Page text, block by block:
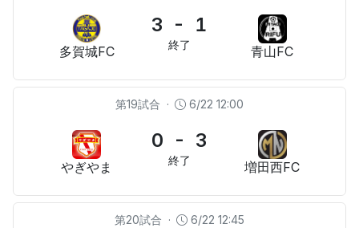
多賀城FC
3 - 1
終了 青山FC
第19試合 · 6/22 12:00
やぎやま
0 - 3
終了 増田西FC
第20試合 · 6/22 12:45